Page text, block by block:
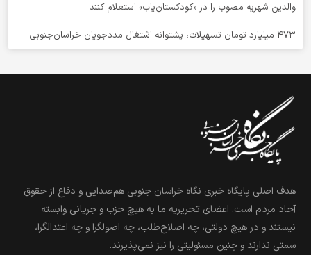
والدین شهریه مصوب را در «کودکستان‌یاب» استعلام کنند
۴۷۳ میلیارد تومان تسهیلات، پشتوانه اشتغال مددجویان خراسان‌جنوبی
هدف اصلی پایگاه خبری نگاه خراسان جنوبی هم‌صدایی و دفاع از حقوق
آحاد مردم است. اعضای تحریریه ما به هیچ حزب و جریانی وابسته
نیستند و در هیچ دولتی، چه اصلاح‌طلب، چه اصولگرا و چه اعتدالگرا،
سمتی ندارند و چنین مسئولیتی را نیز نمی‌پذیرند.